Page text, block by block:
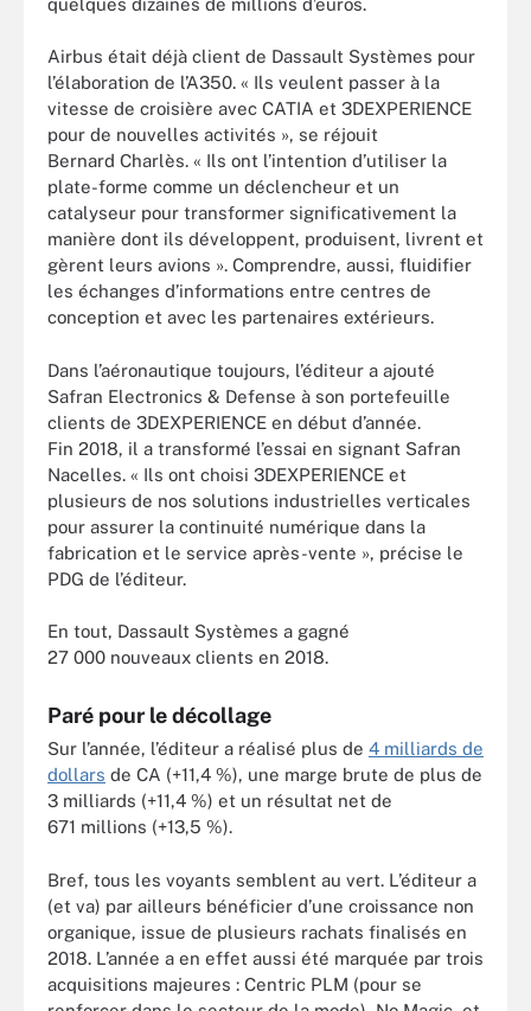
Airbus était déjà client de Dassault Systèmes pour
l’élaboration de l’A350. « Ils veulent passer à la
vitesse de croisière avec CATIA et 3DEXPERIENCE
pour de nouvelles activités », se réjouit
Bernard Charlès. « Ils ont l’intention d’utiliser la
plate-forme comme un déclencheur et un
catalyseur pour transformer significativement la
manière dont ils développent, produisent, livrent et
gèrent leurs avions ». Comprendre, aussi, fluidifier
les échanges d’informations entre centres de
conception et avec les partenaires extérieurs.
Dans l’aéronautique toujours, l’éditeur a ajouté
Safran Electronics & Defense à son portefeuille
clients de 3DEXPERIENCE en début d’année.
Fin 2018, il a transformé l’essai en signant Safran
Nacelles. « Ils ont choisi 3DEXPERIENCE et
plusieurs de nos solutions industrielles verticales
pour assurer la continuité numérique dans la
fabrication et le service après-vente », précise le
PDG de l’éditeur.
En tout, Dassault Systèmes a gagné
27 000 nouveaux clients en 2018.
Paré pour le décollage
Sur l’année, l’éditeur a réalisé plus de 4 milliards de
dollars de CA (+11,4 %), une marge brute de plus de
3 milliards (+11,4 %) et un résultat net de
671 millions (+13,5 %).
Bref, tous les voyants semblent au vert. L’éditeur a
(et va) par ailleurs bénéficier d’une croissance non
organique, issue de plusieurs rachats finalisés en
2018. L’année a en effet aussi été marquée par trois
acquisitions majeures : Centric PLM (pour se